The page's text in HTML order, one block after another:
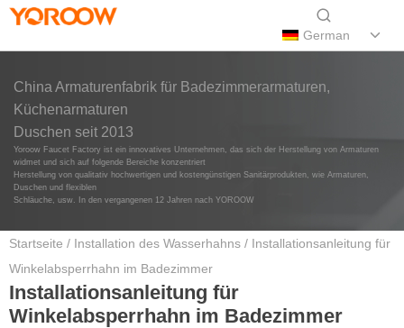
German
China Armaturenfabrik für Badezimmerarmaturen,
Küchenarmaturen
Duschen seit 2013
Yoroow Faucet Factory ist ein innovatives Unternehmen, das sich der Herstellung von Armaturen
widmet und sich auf folgende Bereiche konzentriert
Herstellung von qualitativ hochwertigen und kostengünstigen Sanitärprodukten, wie Armaturen,
Duschen und flexiblen
Schläuche, usw. In den vergangenen 12 Jahren nach YOROOW
Startseite / Installation des Wasserhahns / Installationsanleitung für
Winkelabsperrhahn im Badezimmer
Installationsanleitung für
Winkelabsperrhahn im Badezimmer